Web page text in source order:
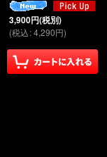
3,900円(税別)
(税込:4,290円)